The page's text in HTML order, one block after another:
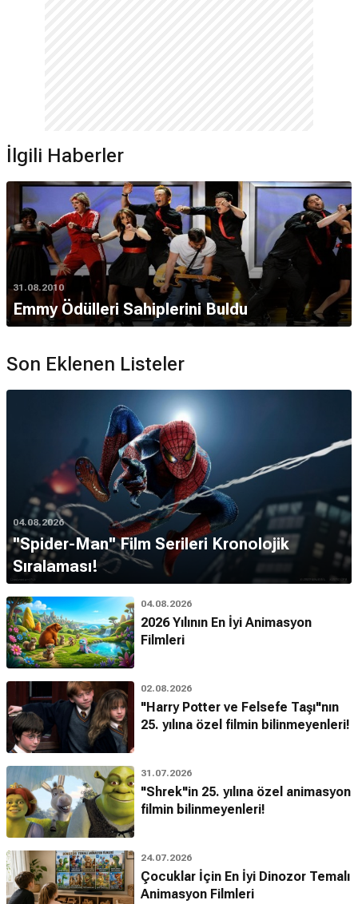
İlgili Haberler
31.08.2010
Emmy Ödülleri Sahiplerini Buldu
Son Eklenen Listeler
04.08.2026
''Spider-Man'' Film Serileri Kronolojik
Sıralaması!
04.08.2026
2026 Yılının En İyi Animasyon
Filmleri
02.08.2026
"Harry Potter ve Felsefe Taşı"nın
25. yılına özel filmin bilinmeyenleri!
31.07.2026
"Shrek"in 25. yılına özel animasyon
filmin bilinmeyenleri!
24.07.2026
Çocuklar İçin En İyi Dinozor Temalı
Animasyon Filmleri